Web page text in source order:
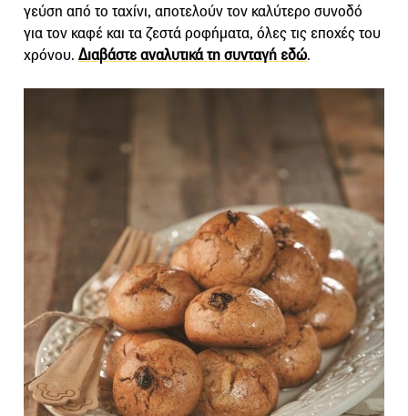
γεύση από το ταχίνι, αποτελούν τον καλύτερο συνοδό
για τον καφέ και τα ζεστά ροφήματα, όλες τις εποχές του
χρόνου. Διαβάστε αναλυτικά τη συνταγή εδώ.